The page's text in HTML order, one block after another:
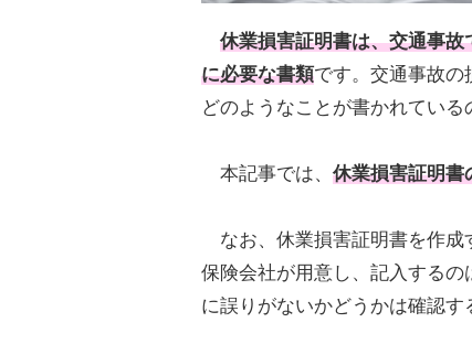
休業損害証明書は、交通事故
に必要な書類です。交通事故の
どのようなことが書かれている
本記事では、 休業損害証明書
なお、休業損害証明書を作成
保険会社が用意し、記入する
に誤りがないかどうかは確認す